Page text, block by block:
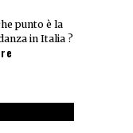
punto è la
in Italia ?